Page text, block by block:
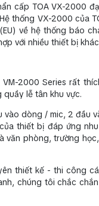
cấp TOA VX-2000
thống VX-2000 của
về hệ thống báo
với nhiều thiết bị
2000 Series rất
lễ tân khu vực.
dòng / mic, 2 đầu
thiết bị đáp ứng
văn phòng, trường
thiết kế - thi công
chúng tôi chắc